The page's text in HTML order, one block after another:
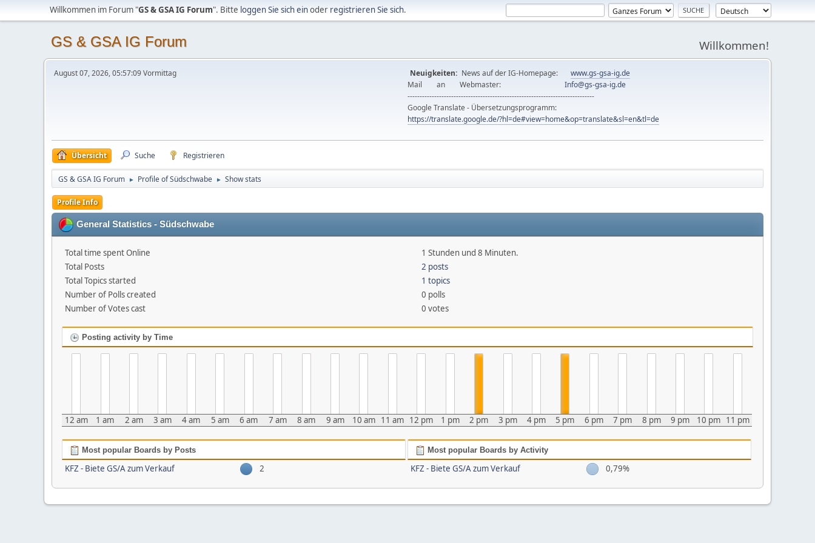
Willkommen im Forum "GS & GSA IG Forum". Bitte loggen Sie sich einoder registrieren Sie sich.
GS & GSA IG Forum Willkommen!
August 07, 2026, 05:57:09 Vormittag Neuigkeiten: News auf der IG-Homepage: www.gs-gsa-ig.de
Mail an Webmaster: Info@gs-gsa-ig.de
-----------------------------------------------------------------------------
Google Translate - Übersetzungsprogramm:
https://translate.google.de/?hl=de#view=home&op=translate&sl=en&tl=de
Übersicht Suche Registrieren
GS & GSA IG Forum ► Profile of Südschwabe ► Show stats
Profile Info
General Statistics - Südschwabe
Total time spent Online
1 Stunden und 8 Minuten.
Total Posts
2 posts
Total Topics started
1 topics
Number of Polls created
0 polls
Number of Votes cast
0 votes
Posting activity by Time
12 am 1 am 2 am 3 am 4 am 5 am 6 am 7 am 8 am 9 am 10 am 11 am 12 pm 1 pm 2 pm 3 pm 4 pm 5 pm 6 pm 7 pm 8 pm 9 pm 10 pm 11 pm
Most popular Boards by Posts
KFZ - Biete GS/A zum Verkauf 2
Most popular Boards by Activity
KFZ - Biete GS/A zum Verkauf 0,79%